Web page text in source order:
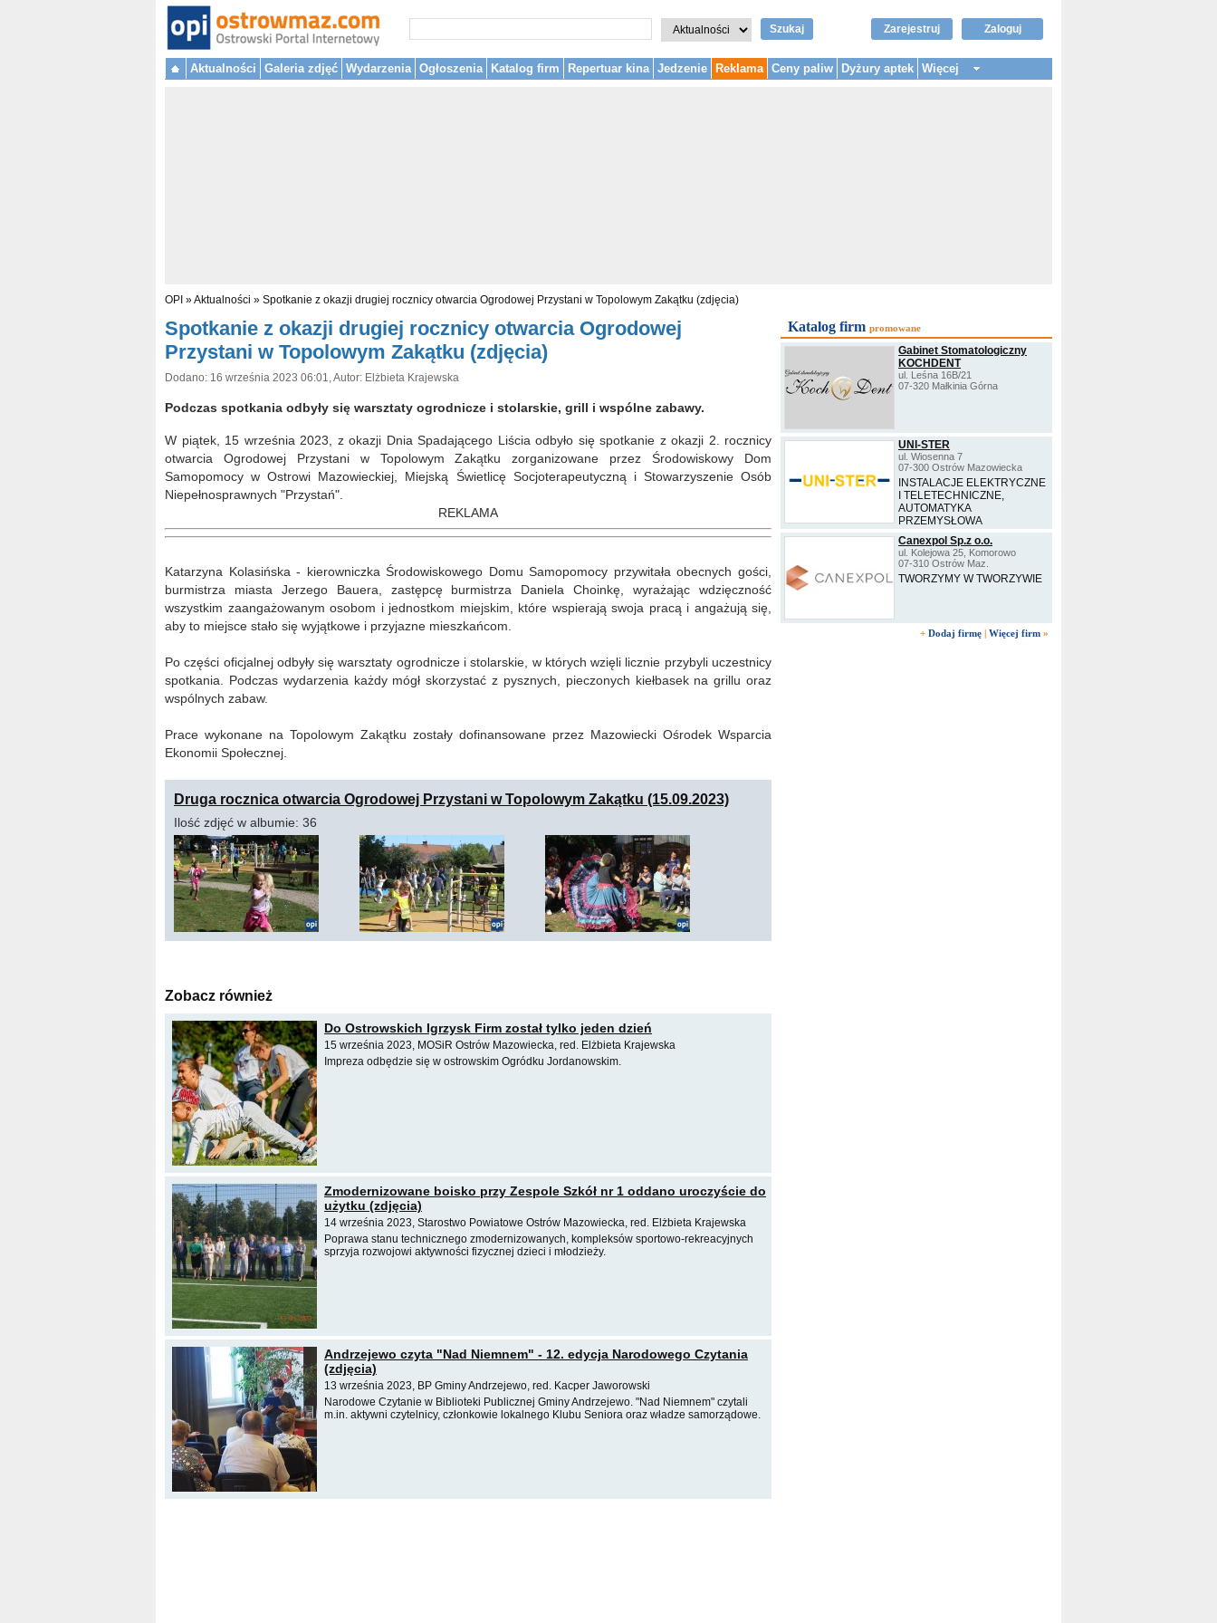
Szukaj Zaloguj
Zarejestruj
Aktualności Galeria zdjęć Wydarzenia Ogłoszenia Katalog firm Repertuar kina Jedzenie Reklama Ceny paliw Dyżury aptek Więcej
OPI »Aktualności » Spotkanie z okazji drugiej rocznicy otwarcia Ogrodowej Przystani w Topolowym Zakątku (zdjęcia)
Spotkanie z okazji drugiej rocznicy otwarcia Ogrodowej
Przystani w Topolowym Zakątku (zdjęcia)
Dodano: 16 września 2023 06:01, Autor: Elżbieta Krajewska
Podczas spotkania odbyły się warsztaty ogrodnicze i stolarskie, grill i wspólne zabawy.
W piątek, 15 września 2023, z okazji Dnia Spadającego Liścia odbyło się spotkanie z okazji 2. rocznicy
otwarcia Ogrodowej Przystani w Topolowym Zakątku zorganizowane przez Środowiskowy Dom
Samopomocy w Ostrowi Mazowieckiej, Miejską Świetlicę Socjoterapeutyczną i Stowarzyszenie Osób
Niepełnosprawnych "Przystań".
REKLAMA
Katarzyna Kolasińska - kierowniczka Środowiskowego Domu Samopomocy przywitała obecnych gości,
burmistrza miasta Jerzego Bauera, zastępcę burmistrza Daniela Choinkę, wyrażając wdzięczność
wszystkim zaangażowanym osobom i jednostkom miejskim, które wspierają swoja pracą i angażują się,
aby to miejsce stało się wyjątkowe i przyjazne mieszkańcom.
Po części oficjalnej odbyły się warsztaty ogrodnicze i stolarskie, w których wzięli licznie przybyli uczestnicy
spotkania. Podczas wydarzenia każdy mógł skorzystać z pysznych, pieczonych kiełbasek na grillu oraz
wspólnych zabaw.
Prace wykonane na Topolowym Zakątku zostały dofinansowane przez Mazowiecki Ośrodek Wsparcia
Ekonomii Społecznej.
Druga rocznica otwarcia Ogrodowej Przystani w Topolowym Zakątku (15.09.2023)
Ilość zdjęć w albumie: 36
Zobacz również
Do Ostrowskich Igrzysk Firm został tylko jeden dzień
15 września 2023, MOSiR Ostrów Mazowiecka, red. Elżbieta Krajewska
Impreza odbędzie się w ostrowskim Ogródku Jordanowskim.
Zmodernizowane boisko przy Zespole Szkół nr 1 oddano uroczyście do
użytku (zdjęcia)
14 września 2023, Starostwo Powiatowe Ostrów Mazowiecka, red. Elżbieta Krajewska
Poprawa stanu technicznego zmodernizowanych, kompleksów sportowo-rekreacyjnych
sprzyja rozwojowi aktywności fizycznej dzieci i młodzieży.
Andrzejewo czyta "Nad Niemnem" - 12. edycja Narodowego Czytania
(zdjęcia)
13 września 2023, BP Gminy Andrzejewo, red. Kacper Jaworowski
Narodowe Czytanie w Biblioteki Publicznej Gminy Andrzejewo. "Nad Niemnem" czytali
m.in. aktywni czytelnicy, członkowie lokalnego Klubu Seniora oraz władze samorządowe.
Katalog firm promowane
Gabinet Stomatologiczny
KOCHDENT
ul. Leśna 16B/21
07-320 Małkinia Górna
UNI-STER
ul. Wiosenna 7
07-300 Ostrów Mazowiecka
INSTALACJE ELEKTRYCZNE
I TELETECHNICZNE,
AUTOMATYKA
PRZEMYSŁOWA
Canexpol Sp.z o.o.
ul. Kolejowa 25, Komorowo
07-310 Ostrów Maz.
TWORZYMY W TWORZYWIE
+ Dodaj firmę | Więcej firm »